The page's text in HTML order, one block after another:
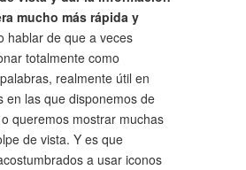
mucho más rápida y
hablar de que a veces
totalmente como
realmente útil en
en las que disponemos de
queremos mostrar muchas
de vista. Y es que
a usar iconos